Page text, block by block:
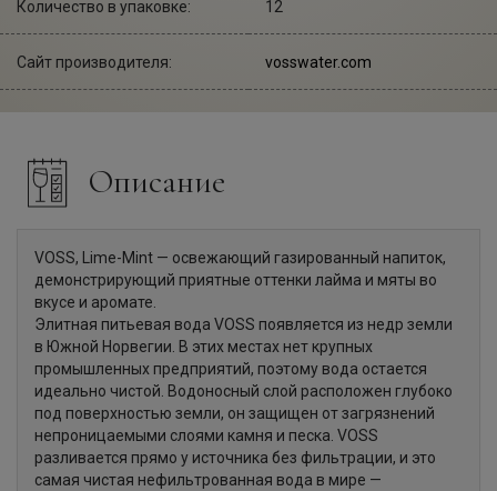
Количество в упаковке: 12
Сайт производителя: vosswater.com
Описание
VOSS, Lime-Mint — освежающий газированный напиток,
демонстрирующий приятные оттенки лайма и мяты во
вкусе и аромате.
Элитная питьевая вода VOSS появляется из недр земли
в Южной Норвегии. В этих местах нет крупных
промышленных предприятий, поэтому вода остается
идеально чистой. Водоносный слой расположен глубоко
под поверхностью земли, он защищен от загрязнений
непроницаемыми слоями камня и песка. VOSS
разливается прямо у источника без фильтрации, и это
самая чистая нефильтрованная вода в мире —